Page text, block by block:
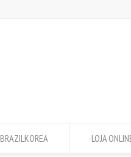
BRAZILKOREA LOJA